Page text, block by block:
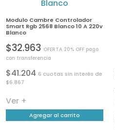
Modulo Cambre Controlador
Smart Rgb 2568 Blanco 10 A 220v
Blanco
$32.963 OFERTA 20% OFF pago
con transferencia
$41.204 6 cuotas sin interés de
$6.867
Ver +
Agregar al carrito